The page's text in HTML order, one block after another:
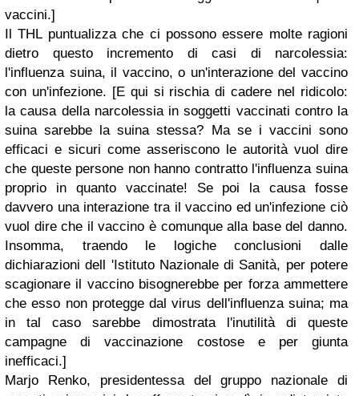
vaccini.]
Il THL puntualizza che ci possono essere molte ragioni
dietro questo incremento di casi di narcolessia:
l'influenza suina, il vaccino, o un'interazione del vaccino
con un'infezione. [E qui si rischia di cadere nel ridicolo:
la causa della narcolessia in soggetti vaccinati contro la
suina sarebbe la suina stessa? Ma se i vaccini sono
efficaci e sicuri come asseriscono le autorità vuol dire
che queste persone non hanno contratto l'influenza suina
proprio in quanto vaccinate! Se poi la causa fosse
davvero una interazione tra il vaccino ed un'infezione ciò
vuol dire che il vaccino è comunque alla base del danno.
Insomma, traendo le logiche conclusioni dalle
dichiarazioni dell 'Istituto Nazionale di Sanità, per potere
scagionare il vaccino bisognerebbe per forza ammettere
che esso non protegge dal virus dell'influenza suina; ma
in tal caso sarebbe dimostrata l'inutilità di queste
campagne di vaccinazione costose e per giunta
inefficaci.]
Marjo Renko, presidentessa del gruppo nazionale di